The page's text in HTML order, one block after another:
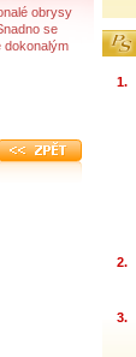
obrysy
se
dokonalým
1.
2.
3.